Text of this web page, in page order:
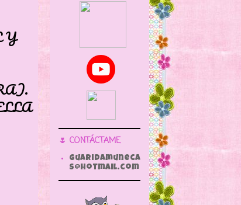
Y
🌷 CONTÁCTAME
guaridamuneca
s@hotmail.com